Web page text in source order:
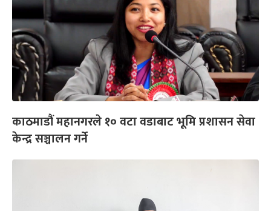
काठमाडौं महानगरले १० वटा वडाबाट भूमि प्रशासन सेवा
केन्द्र सञ्चालन गर्ने